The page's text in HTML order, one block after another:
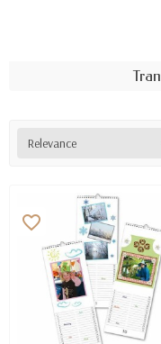
Relevance
favorite_border